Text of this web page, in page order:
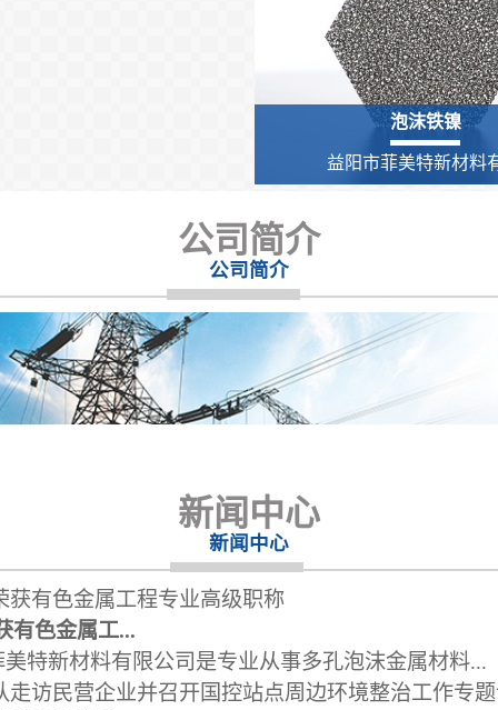
泡沫铁镍
益阳市菲美特新材料
公司简介
公司简介
新闻中心
新闻中心
有色金属工...
特新材料有限公司是专业从事多孔泡沫金属材料...